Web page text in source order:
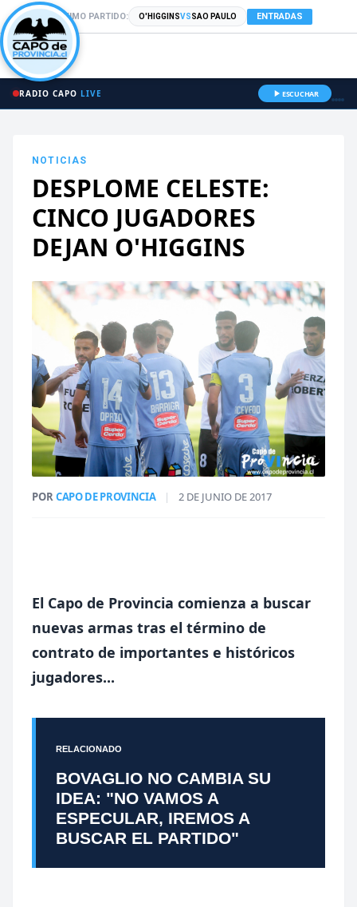
PRÓXIMO PARTIDO: O'HIGGINSVSSAO PAULO ENTRADAS
RADIO CAPO LIVE ESCUCHAR
NOTICIAS
DESPLOME CELESTE:
CINCO JUGADORES
DEJAN O'HIGGINS
PORCAPO DE PROVINCIA | 2 DE JUNIO DE 2017
El Capo de Provincia comienza a buscar
nuevas armas tras el término de
contrato de importantes e históricos
jugadores...
RELACIONADO
BOVAGLIO NO CAMBIA SU
IDEA: "NO VAMOS A
ESPECULAR, IREMOS A
BUSCAR EL PARTIDO"